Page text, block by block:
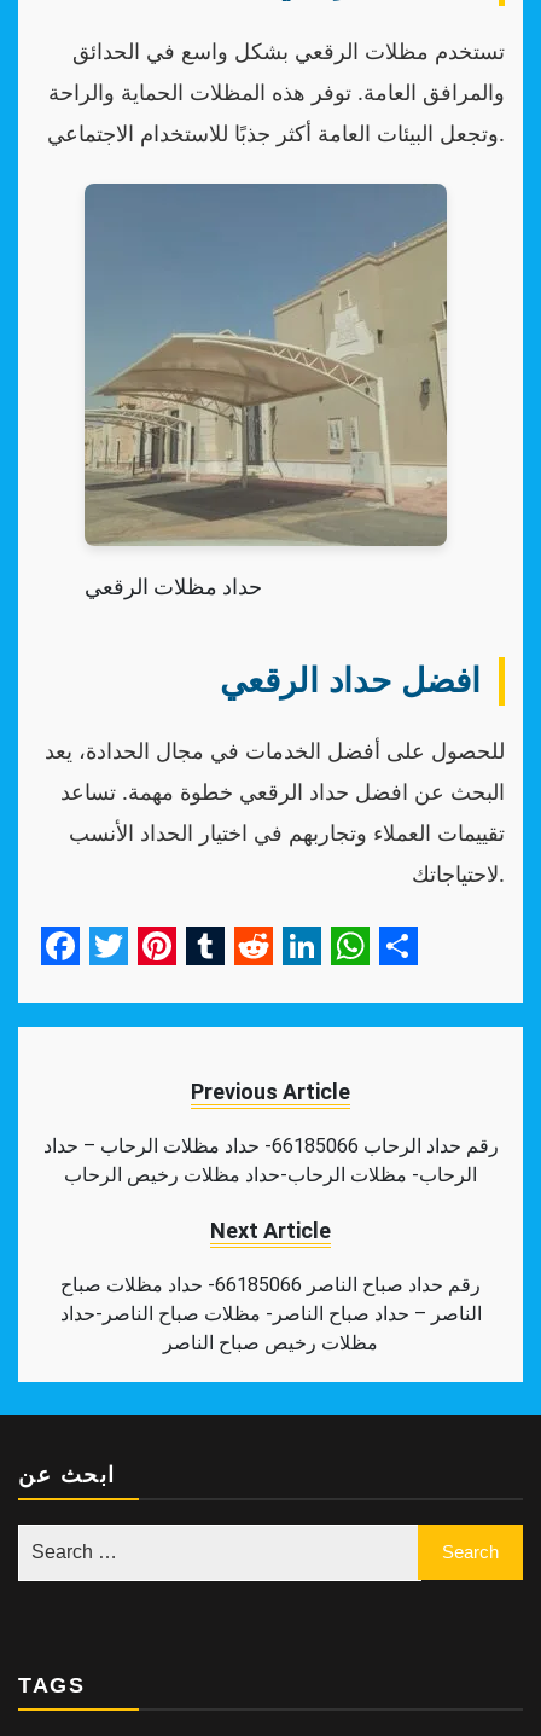
تستخدم مظلات الرقعي بشكل واسع في الحدائق
والمرافق العامة. توفر هذه المظلات الحماية والراحة
وتجعل البيئات العامة أكثر جذبًا للاستخدام الاجتماعي.
حداد مظلات الرقعي
افضل حداد الرقعي
للحصول على أفضل الخدمات في مجال الحدادة، يعد
البحث عن افضل حداد الرقعي خطوة مهمة. تساعد
تقييمات العملاء وتجاربهم في اختيار الحداد الأنسب
لاحتياجاتك.
Previous Article
رقم حداد الرحاب 66185066- حداد مظلات الرحاب – حداد
الرحاب- مظلات الرحاب-حداد مظلات رخيص الرحاب
Next Article
رقم حداد صباح الناصر 66185066- حداد مظلات صباح
الناصر – حداد صباح الناصر- مظلات صباح الناصر-حداد
مظلات رخيص صباح الناصر
ابحث عن
TAGS